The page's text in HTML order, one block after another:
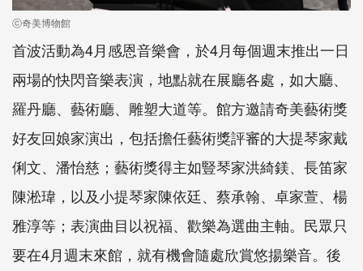
ⓒ奇美博物館
首波活動為4月感恩音樂會，於4月每個週末推出一日
兩場的快閃音樂表演，地點就在展廳各處，如大廳、
羅丹廳、藝術廳、雕塑大道等。館方邀請奇美藝術獎
好友回娘家演出，包括擔任藝術獎評審的大提琴家戴
俐文、潘怡慈；藝術獎得主如豎琴家洪綺鎂、長笛家
陳淞瑋，以及小提琴家陳依廷、蔡承翰、卓家萱、楊
雅淳等；表演曲目以祝福、歡樂為選曲主軸。民眾只
要在4月週末來館，就有機會隨處欣賞悠揚樂音。後